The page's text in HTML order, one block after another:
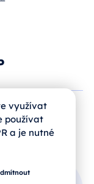
využívat
používat
a je nutné